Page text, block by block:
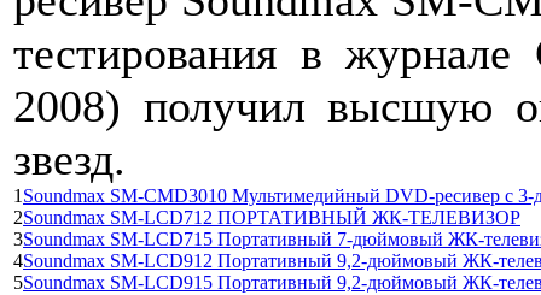
тестирования в
2008) получил высшую
звезд.
1 Soundmax SM-CMD3010 Мультимедийный DVD-ресивер с
2Soundmax SM-LCD712 ПОРТАТИВНЫЙ ЖК-ТЕЛЕВИЗОР
3Soundmax SM-LCD715 Портативный 7-дюймовый ЖК-
4Soundmax SM-LCD912 Портативный 9,2-дюймовый ЖК-
5Soundmax SM-LCD915 Портативный 9,2-дюймовый ЖК-